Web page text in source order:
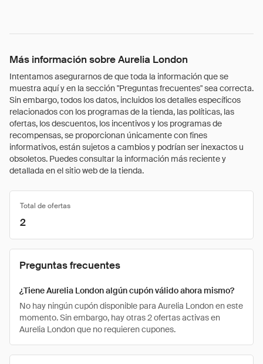
Más información sobre Aurelia London
Intentamos asegurarnos de que toda la información que se
muestra aquí y en la sección "Preguntas frecuentes" sea correcta.
Sin embargo, todos los datos, incluidos los detalles específicos
relacionados con los programas de la tienda, las políticas, las
ofertas, los descuentos, los incentivos y los programas de
recompensas, se proporcionan únicamente con fines
informativos, están sujetos a cambios y podrían ser inexactos u
obsoletos. Puedes consultar la información más reciente y
detallada en el sitio web de la tienda.
Total de ofertas
2
Preguntas frecuentes
¿Tiene Aurelia London algún cupón válido ahora mismo?
No hay ningún cupón disponible para Aurelia London en este
momento. Sin embargo, hay otras 2 ofertas activas en
Aurelia London que no requieren cupones.